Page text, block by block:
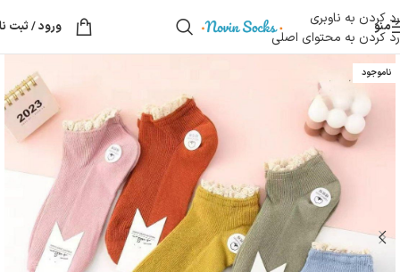
رد کردن به ناوبری
رد کردن به محتوای اصلی
منو ورود / ثبت
ناموجود